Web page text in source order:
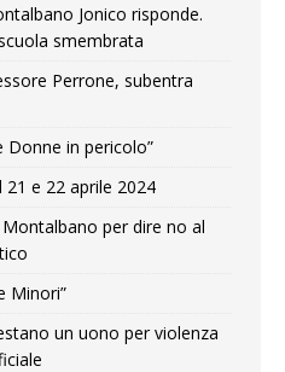
Jonico risponde.
smembrata
Perrone, subentra
Donne in pericolo”
21 e 22 aprile 2024
per dire no al
Minori”
un uono per violenza